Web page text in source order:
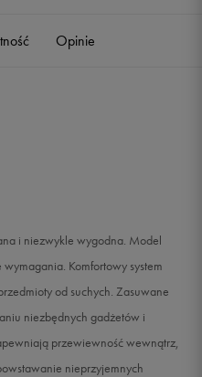
Opinie
i niezwykle wygodna. Model
Komfortowy system
od suchych. Zasuwane
niezbędnych gadżetów i
przewiewność wewnątrz,
nieprzyjemnych